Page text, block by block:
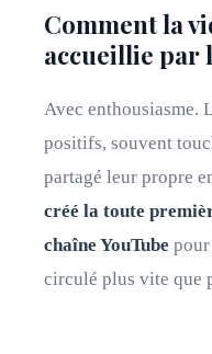
Comment la
accueillie par
Avec enthousiasme.
positifs, souvent
partagé leur propre
créé la toute
chaîne YouTube
circulé plus vite que